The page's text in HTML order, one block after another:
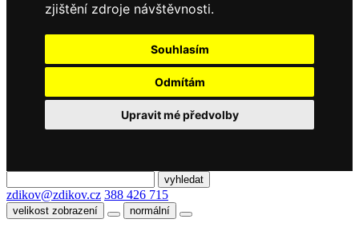
zjištění zdroje návštěvnosti.
Souhlasím
Odmítám
Upravit mé předvolby
zdikov@zdikov.cz 388 426 715
velikost zobrazení normální